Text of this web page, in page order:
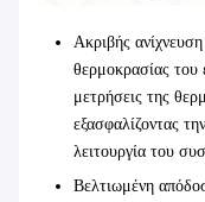
Ακριβής
θερμοκρασίας του
μετρήσεις της
εξασφαλίζοντας
λειτουργία του
Βελτιωμένη